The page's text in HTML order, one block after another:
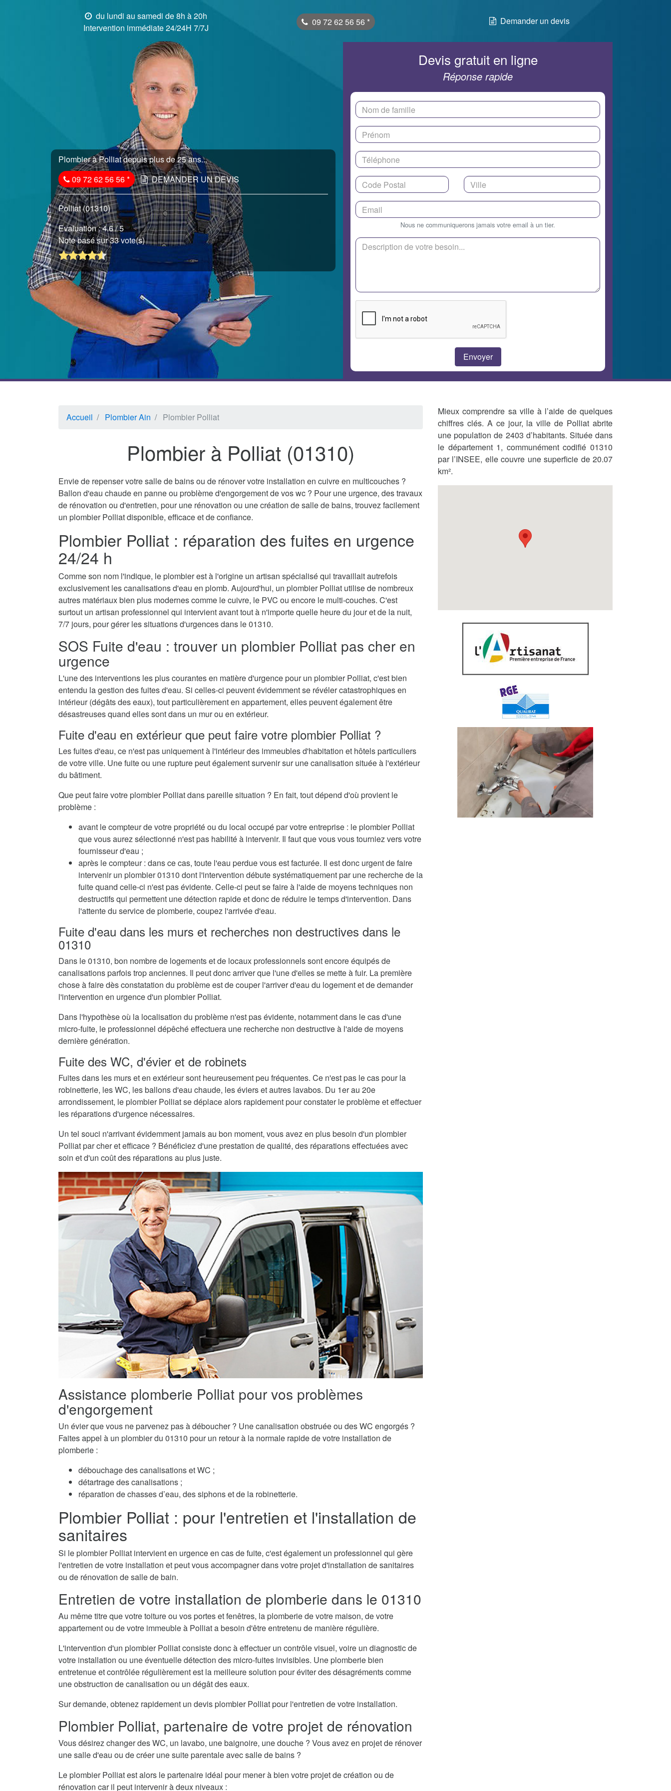
du lundi au samedi de 8h à 20h
Intervention immédiate 24/24H 7/7J
09 72 62 56 56 * Demander un devis
Plombier à Polliat depuis plus de 25 ans...
09 72 62 56 56* DEMANDER UN DEVIS
Polliat (01310)
Evaluation :4.6/ 5
Note basé sur 33 vote(s)
Devis gratuit en ligne
Réponse rapide
Nous ne communiquerons jamais votre email à un tier.
Accueil Plombier Ain Plombier Polliat
Plombier à Polliat (01310)
Envie de repenser votre salle de bains ou de rénover votre installation en cuivre en multicouches ?
Ballon d'eau chaude en panne ou problème d'engorgement de vos wc ? Pour une urgence, des travaux
de rénovation ou d'entretien, pour une rénovation ou une création de salle de bains, trouvez facilement
un plombier Polliat disponible, efficace et de confiance.
Plombier Polliat : réparation des fuites en urgence
24/24 h
Comme son nom l'indique, le plombier est à l'origine un artisan spécialisé qui travaillait autrefois
exclusivement les canalisations d'eau en plomb. Aujourd'hui, un plombier Polliat utilise de nombreux
autres matériaux bien plus modernes comme le cuivre, le PVC ou encore le multi-couches. C'est
surtout un artisan professionnel qui intervient avant tout à n'importe quelle heure du jour et de la nuit,
7/7 jours, pour gérer les situations d'urgences dans le 01310.
SOS Fuite d'eau : trouver un plombier Polliat pas cher en
urgence
L'une des interventions les plus courantes en matière d'urgence pour un plombier Polliat, c'est bien
entendu la gestion des fuites d'eau. Si celles-ci peuvent évidemment se révéler catastrophiques en
intérieur (dégâts des eaux), tout particulièrement en appartement, elles peuvent également être
désastreuses quand elles sont dans un mur ou en extérieur.
Fuite d'eau en extérieur que peut faire votre plombier Polliat ?
Les fuites d'eau, ce n'est pas uniquement à l'intérieur des immeubles d'habitation et hôtels particuliers
de votre ville. Une fuite ou une rupture peut également survenir sur une canalisation située à l'extérieur
du bâtiment.
Que peut faire votre plombier Polliat dans pareille situation ? En fait, tout dépend d'où provient le
problème :
avant le compteur de votre propriété ou du local occupé par votre entreprise : le plombier Polliat
que vous aurez sélectionné n'est pas habilité à intervenir. Il faut que vous vous tourniez vers votre
fournisseur d'eau ;
après le compteur : dans ce cas, toute l'eau perdue vous est facturée. Il est donc urgent de faire
intervenir un plombier 01310 dont l'intervention débute systématiquement par une recherche de la
fuite quand celle-ci n'est pas évidente. Celle-ci peut se faire à l'aide de moyens techniques non
destructifs qui permettent une détection rapide et donc de réduire le temps d'intervention. Dans
l'attente du service de plomberie, coupez l'arrivée d'eau.
Fuite d'eau dans les murs et recherches non destructives dans le
01310
Dans le 01310, bon nombre de logements et de locaux professionnels sont encore équipés de
canalisations parfois trop anciennes. Il peut donc arriver que l'une d'elles se mette à fuir. La première
chose à faire dès constatation du problème est de couper l'arriver d'eau du logement et de demander
l'intervention en urgence d'un plombier Polliat.
Dans l'hypothèse où la localisation du problème n'est pas évidente, notamment dans le cas d'une
micro-fuite, le professionnel dépêché effectuera une recherche non destructive à l'aide de moyens
dernière génération.
Fuite des WC, d'évier et de robinets
Fuites dans les murs et en extérieur sont heureusement peu fréquentes. Ce n'est pas le cas pour la
robinetterie, les WC, les ballons d'eau chaude, les éviers et autres lavabos. Du 1er au 20e
arrondissement, le plombier Polliat se déplace alors rapidement pour constater le problème et effectuer
les réparations d'urgence nécessaires.
Un tel souci n'arrivant évidemment jamais au bon moment, vous avez en plus besoin d'un plombier
Polliat par cher et efficace ? Bénéficiez d'une prestation de qualité, des réparations effectuées avec
soin et d'un coût des réparations au plus juste.
Assistance plomberie Polliat pour vos problèmes
d'engorgement
Un évier que vous ne parvenez pas à déboucher ? Une canalisation obstruée ou des WC engorgés ?
Faites appel à un plombier du 01310 pour un retour à la normale rapide de votre installation de
plomberie :
débouchage des canalisations et WC ;
détartrage des canalisations ;
réparation de chasses d’eau, des siphons et de la robinetterie.
Plombier Polliat : pour l'entretien et l'installation de
sanitaires
Si le plombier Polliat intervient en urgence en cas de fuite, c'est également un professionnel qui gère
l'entretien de votre installation et peut vous accompagner dans votre projet d'installation de sanitaires
ou de rénovation de salle de bain.
Entretien de votre installation de plomberie dans le 01310
Au même titre que votre toiture ou vos portes et fenêtres, la plomberie de votre maison, de votre
appartement ou de votre immeuble à Polliat a besoin d'être entretenu de manière régulière.
L'intervention d'un plombier Polliat consiste donc à effectuer un contrôle visuel, voire un diagnostic de
votre installation ou une éventuelle détection des micro-fuites invisibles. Une plomberie bien
entretenue et contrôlée régulièrement est la meilleure solution pour éviter des désagréments comme
une obstruction de canalisation ou un dégât des eaux.
Sur demande, obtenez rapidement un devis plombier Polliat pour l'entretien de votre installation.
Plombier Polliat, partenaire de votre projet de rénovation
Vous désirez changer des WC, un lavabo, une baignoire, une douche ? Vous avez en projet de rénover
une salle d'eau ou de créer une suite parentale avec salle de bains ?
Le plombier Polliat est alors le partenaire idéal pour mener à bien votre projet de création ou de
rénovation car il peut intervenir à deux niveaux :
Mieux comprendre sa ville à l’aide de quelques
chiffres clés. A ce jour, la ville de Polliat abrite
une population de 2403 d’habitants. Située dans
le département 1, communément codifié 01310
par l’INSEE, elle couvre une superficie de 20.07
km².